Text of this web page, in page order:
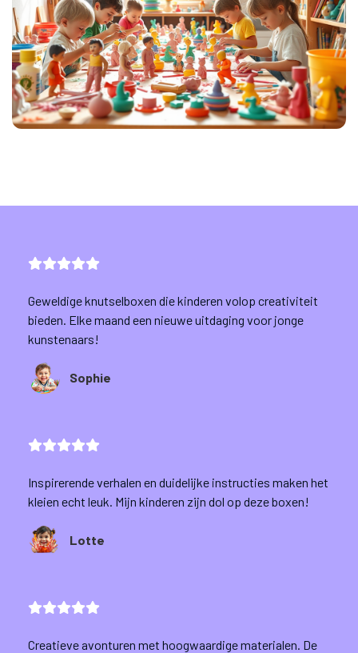
Geweldige knutselboxen die kinderen volop creativiteit
bieden. Elke maand een nieuwe uitdaging voor jonge
kunstenaars!
Sophie
Inspirerende verhalen en duidelijke instructies maken het
kleien echt leuk. Mijn kinderen zijn dol op deze boxen!
Lotte
Creatieve avonturen met hoogwaardige materialen. De